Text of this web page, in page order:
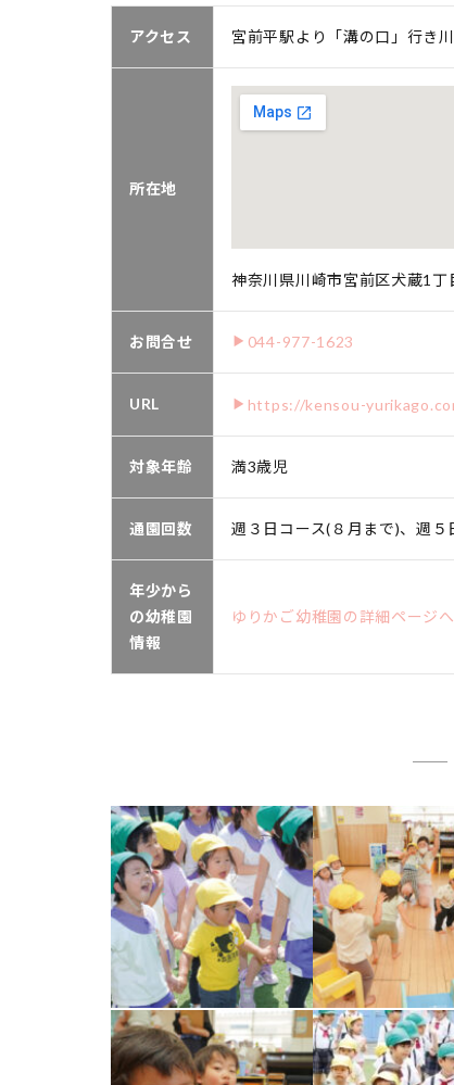
アクセス 宮前平駅より「溝の口」行き
所在地
神奈川県川崎市宮前区犬蔵1丁
お問合せ 044-977-1623
URL https://kensou-
対象年齢 満3歳児
通園回数 週３日コース(８月まで)、週５
年少から
の幼稚園
情報
ゆりかご幼稚園の詳細ページへ